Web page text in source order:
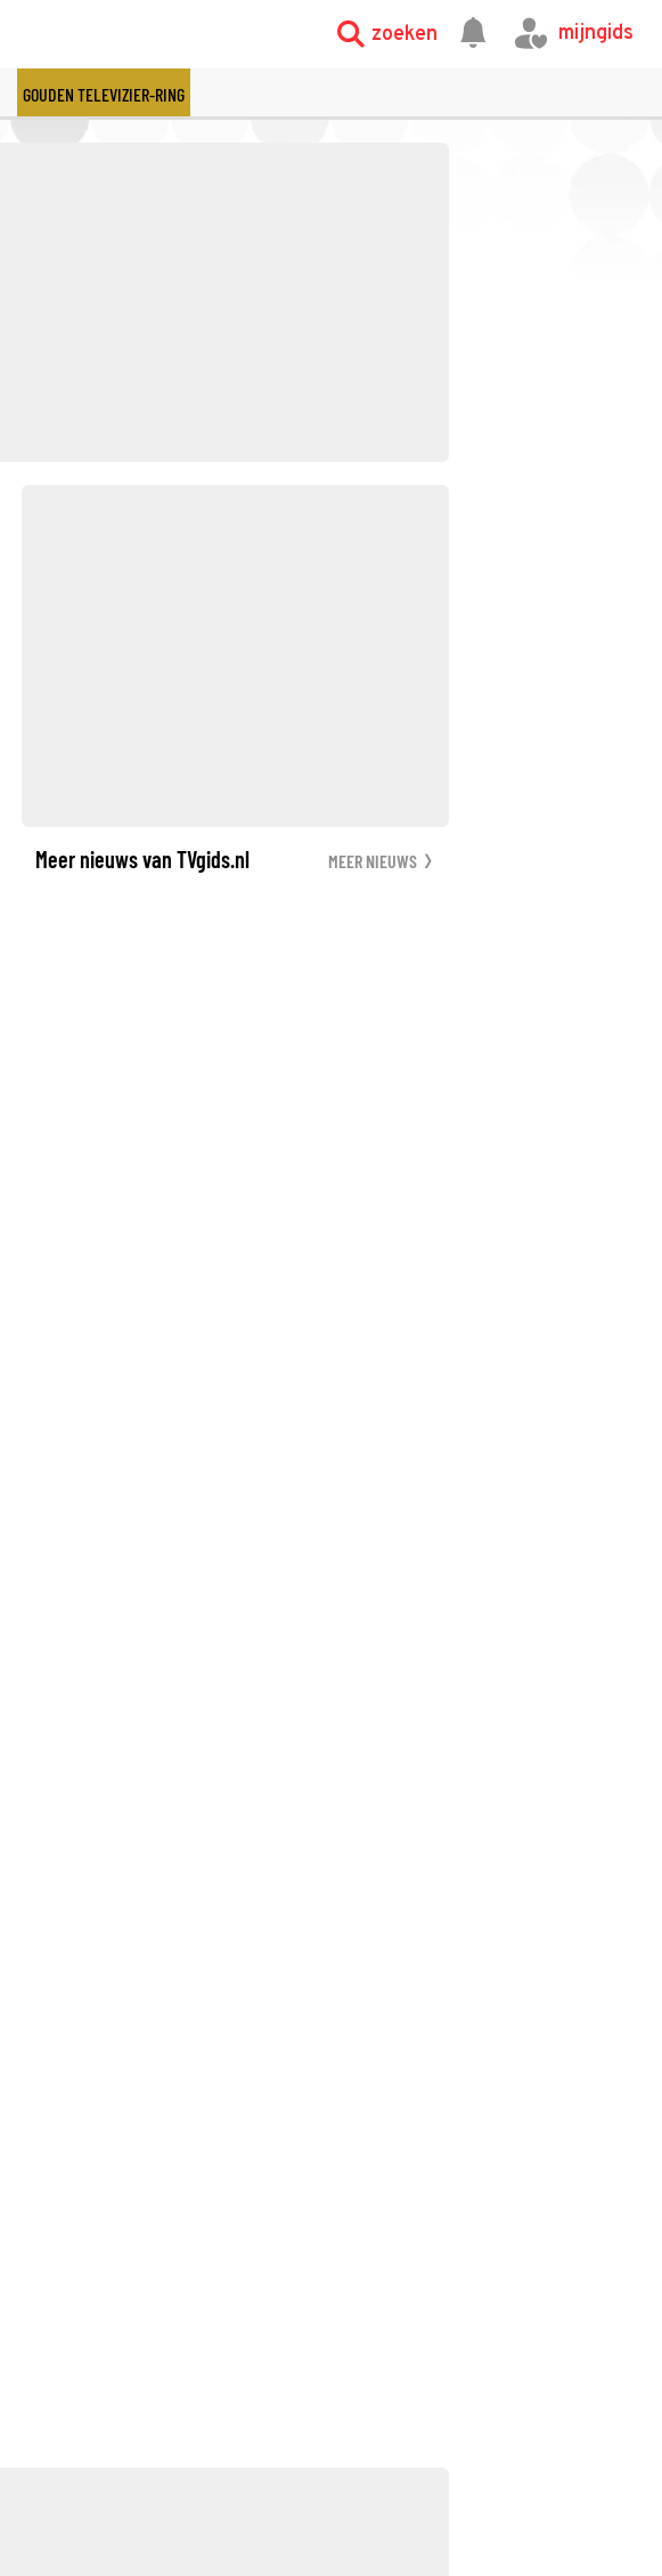
zoeken mijngids
GOUDEN TELEVIZIER-RING
Meer nieuws van TVgids.nl MEER NIEUWS